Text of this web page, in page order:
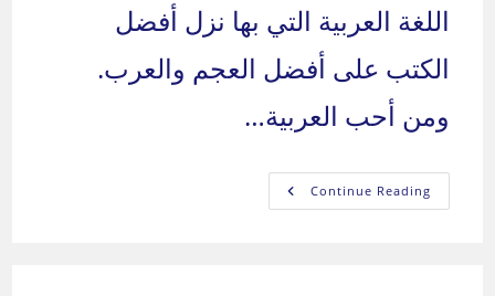
اللغة العربية التي بها نزل أفضل
الكتب على أفضل العجم والعرب.
ومن أحب العربية…
Continue Readingقل
ولا